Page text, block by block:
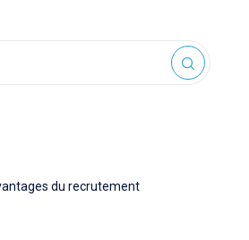
du recrutement